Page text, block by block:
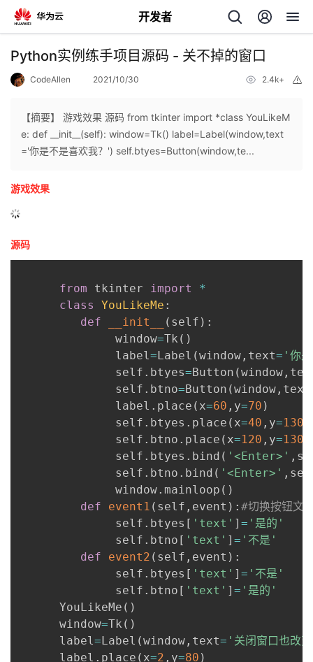
开发者
返
Python实例练手项目源码 - 关不掉的窗口
CodeAllen 2021/10/30 2.4k+
【摘要】 游戏效果 源码 from tkinter import *class YouLikeM
e: def __init__(self): window=Tk() label=Label(window,text
='你是不是喜欢我？') self.btyes=Button(window,te...
游戏效果
源码
from tkinter import
*
class
YouLikeMe :
def
__init__ ( self ) :
              window
=Tk ( )
              label
=Label (window , text= '你
              self
. btyes=Button (window ,
              self
. btno=Button (window , text
              label
. place ( x=60 , y=70 )
              self
. btyes . place ( x=40 , y=130
              self
. btno . place ( x=120 , y=130
              self
. btyes . bind ( '<Enter>' ,
              self
. btno . bind ( '<Enter>' ,
              window
. mainloop ( )
def
event1 ( self , event ) : #切换按钮文
              self
. btyes [ 'text' ] = '是的'
              self
. btno [ 'text' ] = '不是'
def
event2 ( self , event ) :
              self
. btyes [ 'text' ] = '不是'
              self
. btno [ 'text' ] = '是的'
      YouLikeMe
( )
      window
=Tk ( )
      label
=Label (window , text= '关闭窗口也改
      label
. place ( x=2 , y=80 )